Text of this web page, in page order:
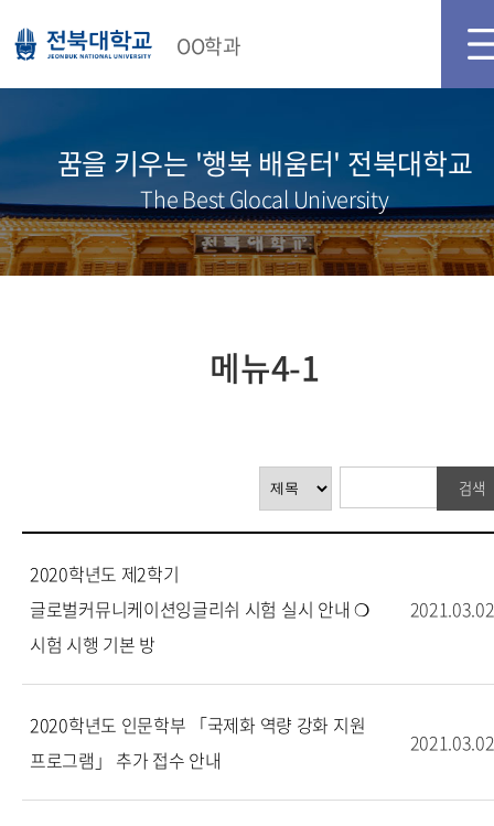
OO학과
꿈을 키우는 '행복 배움터' 전북대학교
The Best Glocal University
메뉴4-1
2020학년도 제2학기
글로벌커뮤니케이션잉글리쉬 시험 실시 안내 ❍
시험 시행 기본 방
2021.03.02
2020학년도 인문학부 「국제화 역량 강화 지원
프로그램」 추가 접수 안내
2021.03.02